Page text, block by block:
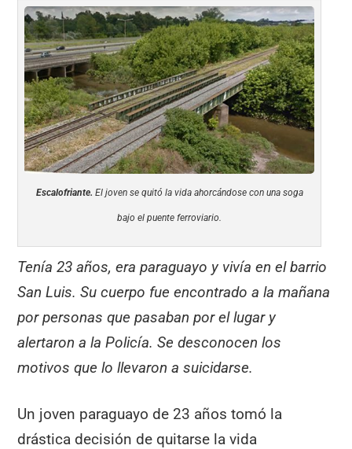
Escalofriante. El joven se quitó la vida ahorcándose con una soga
bajo el puente ferroviario.
Tenía 23 años, era paraguayo y vivía en el barrio
San Luis. Su cuerpo fue encontrado a la mañana
por personas que pasaban por el lugar y
alertaron a la Policía. Se desconocen los
motivos que lo llevaron a suicidarse.
Un joven paraguayo de 23 años tomó la
drástica decisión de quitarse la vida